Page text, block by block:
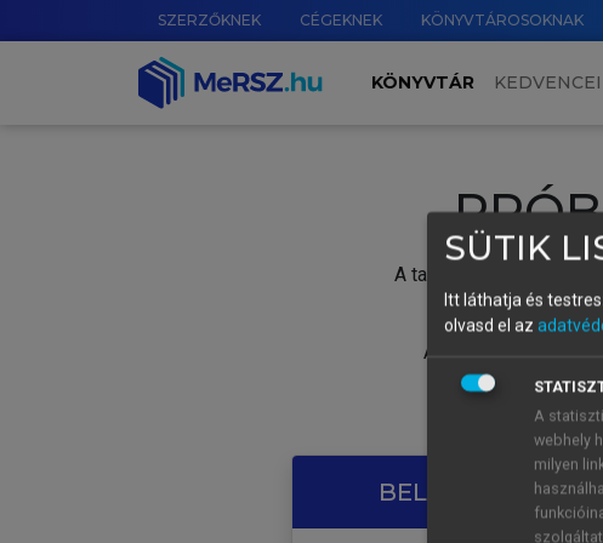
SZERZŐKNEK CÉGEKNEK KÖNYVTÁROSOKNAK
KÖNYVTÁR
A tartalom
Új
A próbaidőszak
A
BELÉPÉS SAJÁT
SÜTIK
Itt láthatja és
olvasd el az
A
webhely
milyen